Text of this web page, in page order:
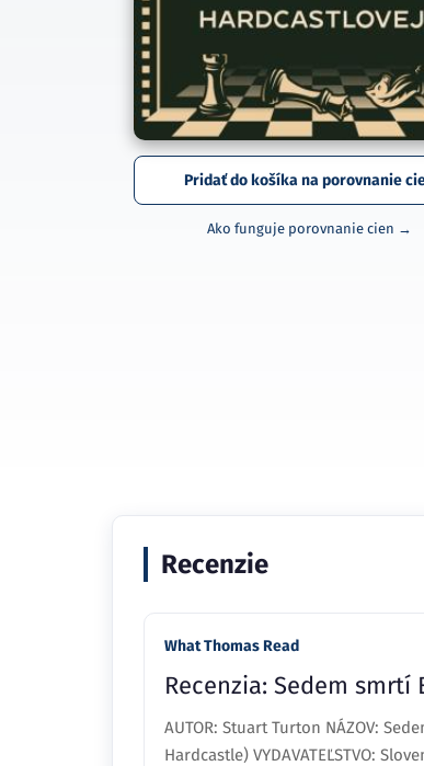
Pridať do košíka na porovnanie
Ako funguje porovnanie cien →
Recenzie
What Thomas Read
Recenzia: Sedem
AUTOR: Stuart Turton NÁZOV:
Hardcastle) VYDAVATEĽSTVO: